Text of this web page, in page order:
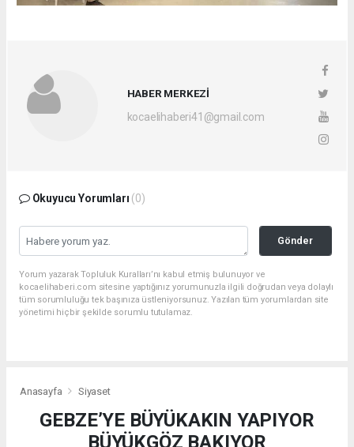
HABER MERKEZİ
kocaelihaberi41@gmail.com
Okuyucu Yorumları (0)
Gönder
Yorum yazarak Topluluk Kuralları’nı kabul etmiş bulunuyor ve
kocaelihaberi.com sitesine yaptığınız yorumunuzla ilgili doğrudan veya dolaylı
tüm sorumluluğu tek başınıza üstleniyorsunuz. Yazılan tüm yorumlardan site
yönetimi hiçbir şekilde sorumlu tutulamaz.
Anasayfa Siyaset
GEBZE’YE BÜYÜKAKIN YAPIYOR
BÜYÜKGÖZ BAKIYOR